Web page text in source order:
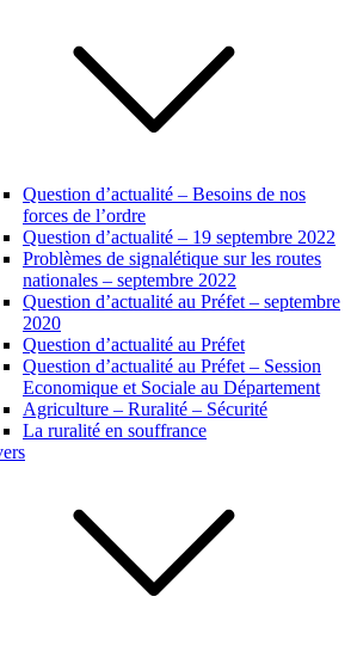
Question d’actualité – Besoins de nos
forces de l’ordre
Question d’actualité – 19 septembre 2022
Problèmes de signalétique sur les routes
nationales – septembre 2022
Question d’actualité au Préfet – septembre
2020
Question d’actualité au Préfet
Question d’actualité au Préfet – Session
Economique et Sociale au Département
Agriculture – Ruralité – Sécurité
La ruralité en souffrance